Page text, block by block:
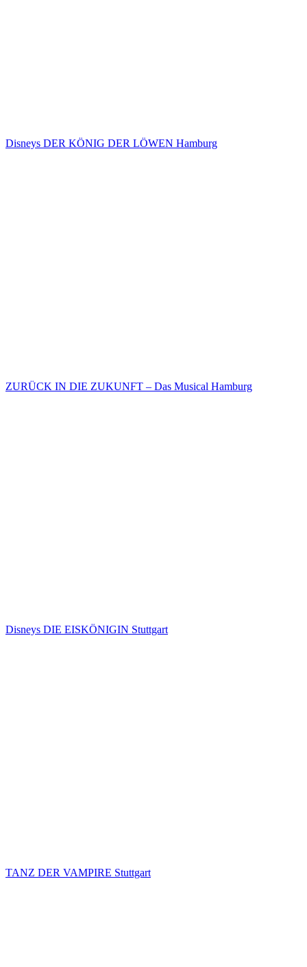
Disneys DER KÖNIG DER LÖWEN Hamburg
ZURÜCK IN DIE ZUKUNFT – Das Musical Hamburg
Disneys DIE EISKÖNIGIN Stuttgart
TANZ DER VAMPIRE Stuttgart